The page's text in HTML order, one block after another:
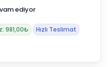
ediyor
981,00₺ Hızlı Teslimat